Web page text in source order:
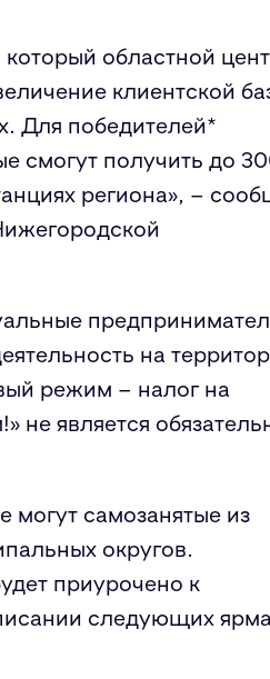
областной
клиентской
Для победителей*
смогут получить до
региона», –
на
режим – налог на
не является
могут самозанятые из
округов.
приурочено к
следующих